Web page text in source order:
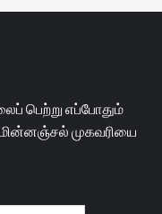
பெற்று எப்போதும்
முகவரியை